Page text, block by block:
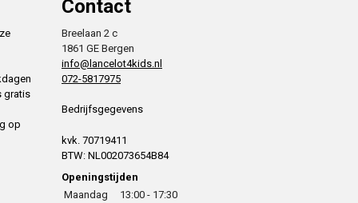
gratis
op
Contact
Breelaan 2 c
1861 GE Bergen
info@lancelot4kids.nl
072-5817975
Bedrijfsgegevens
kvk. 70719411
BTW: NL002073654B84
Openingstijden
Maandag
13:00 - 17:30